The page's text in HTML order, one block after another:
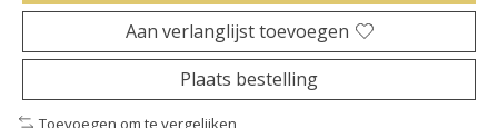
Aan verlanglijst toevoegen
Plaats bestelling
Toevoegen om te vergelijken